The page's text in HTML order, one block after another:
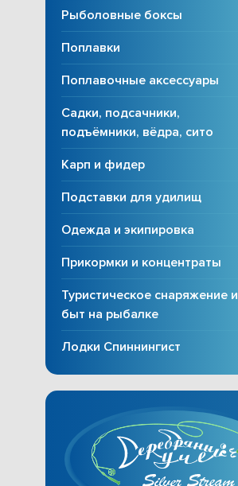
Рыболовные боксы
Поплавки
Поплавочные аксессуары
Садки, подсачники,
подъёмники, вёдра, сито
Карп и фидер
Подставки для удилищ
Одежда и экипировка
Прикормки и концентраты
Туристическое снаряжение и
быт на рыбалке
Лодки Спиннингист